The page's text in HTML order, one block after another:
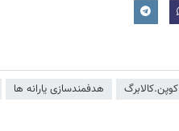
کوپن.کالابرگ هدفمندسازی یارانه ​‌ها